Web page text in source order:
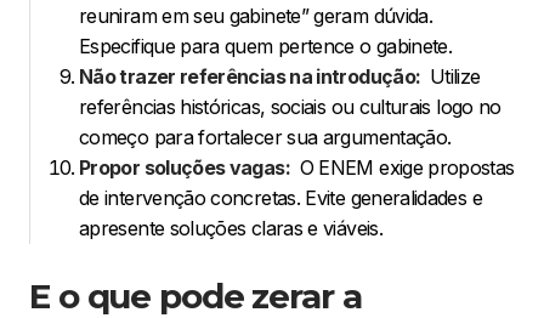
reuniram em seu gabinete” geram dúvida.
Especifique para quem pertence o gabinete.
Não trazer referências na introdução: Utilize
referências históricas, sociais ou culturais logo no
começo para fortalecer sua argumentação.
Propor soluções vagas: O ENEM exige propostas
de intervenção concretas. Evite generalidades e
apresente soluções claras e viáveis.
E o que pode zerar a